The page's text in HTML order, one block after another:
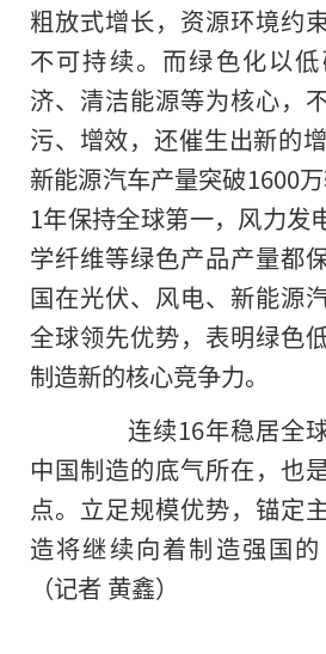
粗放式增长，资源环境约
不可持续。而绿色化以
济、清洁能源等为核心，
污、增效，还催生出新的
新能源汽车产量突破1600
1年保持全球第一，风力发
学纤维等绿色产品产量都
国在光伏、风电、新能源
全球领先优势，表明绿色
制造新的核心竞争力。
连续16年稳居全
中国制造的底气所在，也
点。立足规模优势，锚定
造将继续向着制造强国的
（记者 黄鑫）